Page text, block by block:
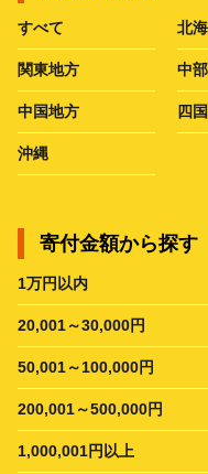
すべて 北
関東地方 中
中国地方 四
沖縄
寄付金額から探す
1万円以内
20,001～30,000円
50,001～100,000円
200,001～500,000円
1,000,001円以上